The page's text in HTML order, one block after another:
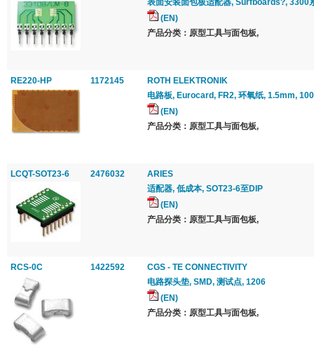
表面安装面包板适配器, Surfboards?, 3300
(EN)
产品分类：原型工具与面包板,
RE220-HP 1172145
ROTH ELEKTRONIK
电路板, Eurocard, FR2, 环氧纸, 1.5mm,
(EN)
产品分类：原型工具与面包板,
LCQT-SOT23-6 2476032
ARIES
适配器, 低成本, SOT23-6至DIP
(EN)
产品分类：原型工具与面包板,
RCS-0C 1422592
CGS - TE CONNECTIVITY
电路探头垫, SMD, 测试点, 1206
(EN)
产品分类：原型工具与面包板,